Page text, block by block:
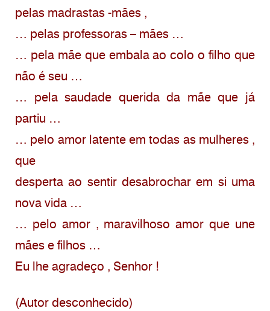
pelas madrastas -mães ,
… pelas professoras – mães …
… pela mãe que embala ao colo o filho que
não é seu …
… pela saudade querida da mãe que já
partiu …
… pelo amor latente em todas as mulheres ,
que
desperta ao sentir desabrochar em si uma
nova vida …
… pelo amor , maravilhoso amor que une
mães e filhos …
Eu lhe agradeço , Senhor !
(Autor desconhecido)